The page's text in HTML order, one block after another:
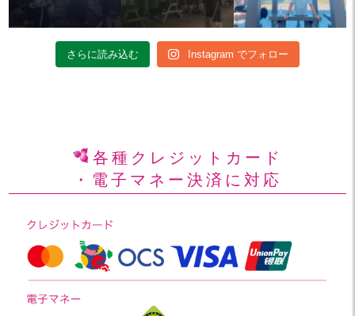
さらに読み込む Instagram でフォロー
各種クレジットカード
・電子マネー決済に対応